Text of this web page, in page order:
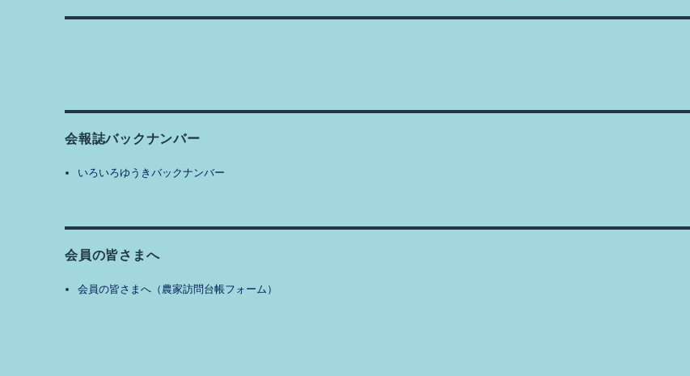
ン
投
会報誌バックナンバー
いろいろゆうきバックナンバー
会員の皆さまへ
会員の皆さまへ（農家訪問台帳フォーム）